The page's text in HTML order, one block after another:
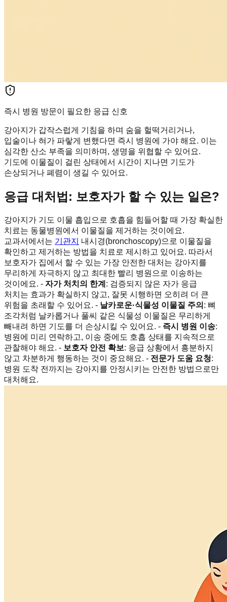
즉시 병원 방문이 필요한 응급 신호
강아지가 갑작스럽게 기침을 하며 숨을 헐떡거리거나,
입술이나 혀가 파랗게 변했다면 즉시 병원에 가야 해요. 이는
심각한 산소 부족을 의미하며, 생명을 위협할 수 있어요.
기도에 이물질이 걸린 상태에서 시간이 지나면 기도가
손상되거나 폐렴이 생길 수 있어요.
응급 대처법: 보호자가 할 수 있는 일은?
강아지가 기도 이물 흡입으로 호흡을 힘들어할 때 가장 확실한
치료는 동물병원에서 이물질을 제거하는 것이에요.
교과서에서는 기관지
내시경(bronchoscopy)으로 이물질을
확인하고 제거하는 방법을 치료로 제시하고 있어요. 따라서
보호자가 집에서 할 수 있는 가장 안전한 대처는 강아지를
무리하게 자극하지 않고 최대한 빨리 병원으로 이송하는
것이에요. - 자가 처치의 한계 : 검증되지 않은 자가 응급
처치는 효과가 확실하지 않고, 잘못 시행하면 오히려 더 큰
위험을 초래할 수 있어요. - 날카로운·식물성 이물질 주의 : 뼈
조각처럼 날카롭거나 풀씨 같은 식물성 이물질은 무리하게
빼내려 하면 기도를 더 손상시킬 수 있어요. - 즉시 병원 이송:
병원에 미리 연락하고, 이송 중에도 호흡 상태를 지속적으로
관찰해야 해요. - 보호자 안전 확보: 응급 상황에서 흥분하지
않고 차분하게 행동하는 것이 중요해요. - 전문가 도움 요청:
병원 도착 전까지는 강아지를 안정시키는 안전한 방법으로만
대처해요.